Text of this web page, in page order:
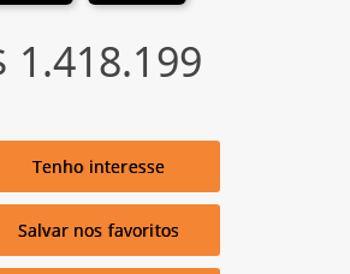
1.418.199
Tenho interesse
Salvar nos favoritos